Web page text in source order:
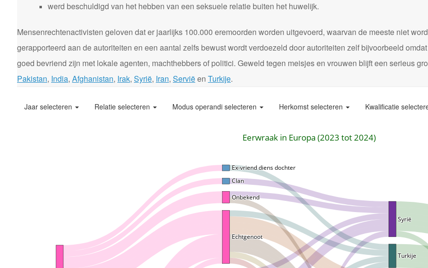
werd beschuldigd van het hebben van een seksuele relatie buiten het huwelijk.
Mensenrechtenactivisten geloven dat er jaarlijks 100.000 eremoorden worden uitgevoerd, waarvan de meeste niet
gerapporteerd aan de autoriteiten en een aantal zelfs bewust wordt verdoezeld door autoriteiten zelf bijvoorbeeld
goed bevriend zijn met lokale agenten, machthebbers of politici. Geweld tegen meisjes en vrouwen blijft een serieus
Pakistan, India, Afghanistan, Irak, Syrië, Iran, Serviëen Turkije.